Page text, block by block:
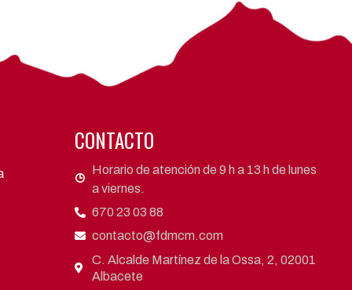
CONTACTO
Horario de atención de 9 h a 13 h de lunes
a viernes.
670 23 03 88
contacto@fdmcm.com
C. Alcalde Martínez de la Ossa, 2, 02001
Albacete